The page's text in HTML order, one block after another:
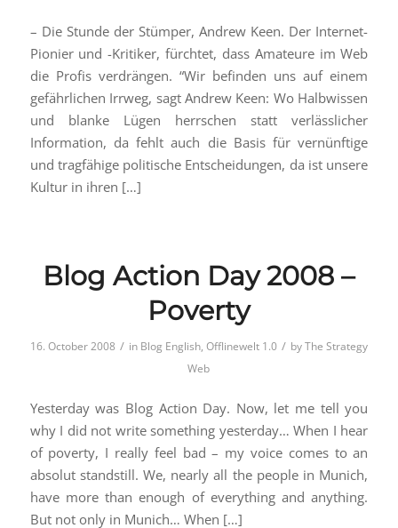
– Die Stunde der Stümper, Andrew Keen. Der Internet-
Pionier und -Kritiker, fürchtet, dass Amateure im Web
die Profis verdrängen. “Wir befinden uns auf einem
gefährlichen Irrweg, sagt Andrew Keen: Wo Halbwissen
und blanke Lügen herrschen statt verlässlicher
Information, da fehlt auch die Basis für vernünftige
und tragfähige politische Entscheidungen, da ist unsere
Kultur in ihren […]
Blog Action Day 2008 –
Poverty
16. October 2008 / in Blog English, Offlinewelt 1.0 / byThe Strategy
Web
Yesterday was Blog Action Day. Now, let me tell you
why I did not write something yesterday… When I hear
of poverty, I really feel bad – my voice comes to an
absolut standstill. We, nearly all the people in Munich,
have more than enough of everything and anything.
But not only in Munich… When […]